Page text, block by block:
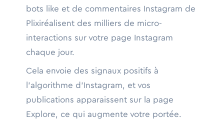
bots like et de commentaires Instagram de
Plixiréalisent des milliers de micro-
interactions sur votre page Instagram
chaque jour.
Cela envoie des signaux positifs à
l'algorithme d'Instagram, et vos
publications apparaissent sur la page
Explore, ce qui augmente votre portée.